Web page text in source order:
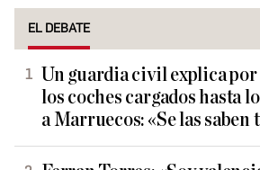
EL DEBATE
Un guardia civil explica por
los coches cargados hasta
a Marruecos: «Se las saben